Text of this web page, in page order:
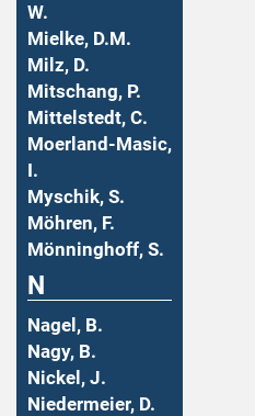
W.
Mielke, D.M.
Milz, D.
Mitschang, P.
Mittelstedt, C.
Moerland-Masic,
I.
Myschik, S.
Möhren, F.
Mönninghoff, S.
N
Nagel, B.
Nagy, B.
Nickel, J.
Niedermeier, D.